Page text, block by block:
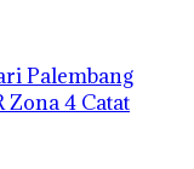
Palembang
Zona 4 Catat